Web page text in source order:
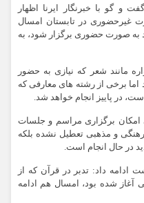
و گو با خبرنگار ایرنا اظهار
غیرحضوری در تابستان امسال
به صورت حضوری برگزار شود، به
مانند شعر که نیازی به حضور
اما برخی از رشته های معارفی که
در پاییز انجام خواهد شد.
امکان برگزاری مراسم و جلسات
و مذهبی تعطیل نشده بلکه
در حال انجام است.
داد: تدبر در قرآن که از
پزشکی آغاز شده بود، امسال هم ادامه